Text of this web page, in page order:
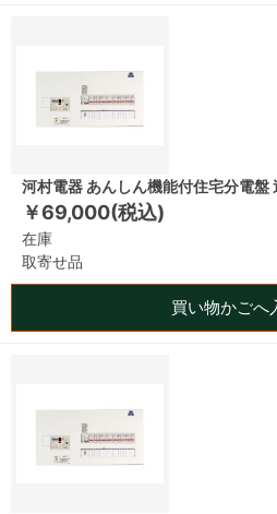
河村電器 あんしん機能付住宅分電
￥69,000(税込)
在庫
取寄せ品
買い物かごへ